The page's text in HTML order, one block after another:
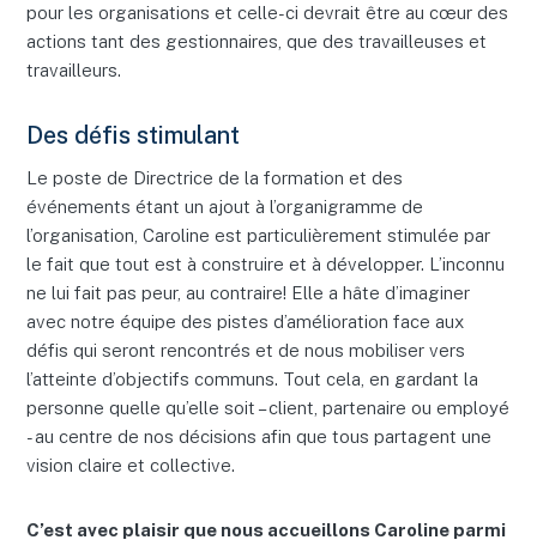
pour les organisations et celle-ci devrait être au cœur des
actions tant des gestionnaires, que des travailleuses et
travailleurs.
Des défis stimulant
Le poste de Directrice de la formation et des
événements étant un ajout à l’organigramme de
l’organisation, Caroline est particulièrement stimulée par
le fait que tout est à construire et à développer. L’inconnu
ne lui fait pas peur, au contraire! Elle a hâte d’imaginer
avec notre équipe des pistes d’amélioration face aux
défis qui seront rencontrés et de nous mobiliser vers
l’atteinte d’objectifs communs. Tout cela, en gardant la
personne quelle qu’elle soit – client, partenaire ou employé
- au centre de nos décisions afin que tous partagent une
vision claire et collective.
C’est avec plaisir que nous accueillons Caroline parmi